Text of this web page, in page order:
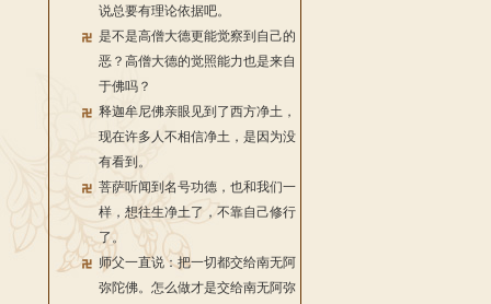
说总要有理论依据吧。
是不是高僧大德更能觉察到自己的
恶？高僧大德的觉照能力也是来自
于佛吗？
释迦牟尼佛亲眼见到了西方净土，
现在许多人不相信净土，是因为没
有看到。
菩萨听闻到名号功德，也和我们一
样，想往生净土了，不靠自己修行
了。
师父一直说：把一切都交给南无阿
弥陀佛。怎么做才是交给南无阿弥